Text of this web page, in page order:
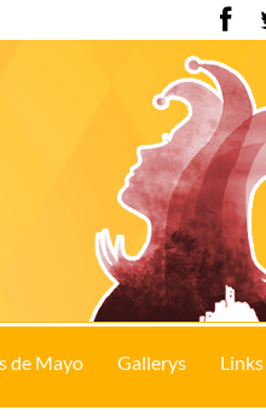
de Mayo Gallerys Links